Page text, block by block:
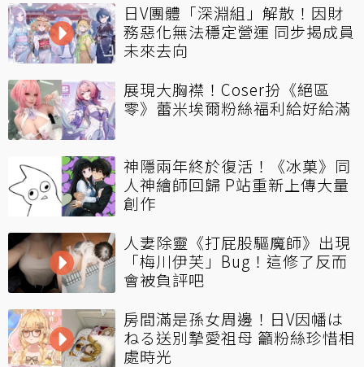
日V團體「深淵組」解散！因財
務惡化無法穩定營運 同步揭成員
未來去向
展現大胸襟！Coser扮《絕區
零》蕾米埃爾粉絲福利給好給滿
神隱兩年終於復活！《冰菓》同
人神繪師回歸 P站重新上傳大量
創作
人妻除靈《打屁股驅魔師》出現
「梅川伊芙」Bug！這修了反而
會被負評吧
房間滿是孫女周邊！日V因幡は
ねる送別摯愛祖母 籲粉絲珍惜相
處時光